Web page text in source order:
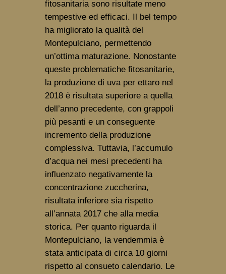
fitosanitaria sono risultate meno
tempestive ed efficaci. Il bel tempo
ha migliorato la qualità del
Montepulciano, permettendo
un’ottima maturazione. Nonostante
queste problematiche fitosanitarie,
la produzione di uva per ettaro nel
2018 è risultata superiore a quella
dell’anno precedente, con grappoli
più pesanti e un conseguente
incremento della produzione
complessiva. Tuttavia, l’accumulo
d’acqua nei mesi precedenti ha
influenzato negativamente la
concentrazione zuccherina,
risultata inferiore sia rispetto
all’annata 2017 che alla media
storica. Per quanto riguarda il
Montepulciano, la vendemmia è
stata anticipata di circa 10 giorni
rispetto al consueto calendario. Le